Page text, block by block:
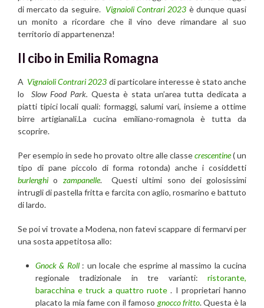
di mercato da seguire. Vignaioli Contrari 2023 è dunque quasi
un monito a ricordare che il vino deve rimandare al suo
territorio di appartenenza!
Il cibo in Emilia Romagna
A Vignaioli Contrari 2023 di particolare interesse è stato anche
lo Slow Food Park.Questa è stata un’area tutta dedicata a
piatti tipici locali quali: formaggi, salumi vari, insieme a ottime
birre artigianali.La cucina emiliano-romagnola è tutta da
scoprire.
Per esempio in sede ho provato oltre alle classecrescentine( un
tipo di pane piccolo di forma rotonda) anche i cosiddetti
burlenghi o zampanelle. Questi ultimi sono dei golosissimi
intrugli di pastella fritta e farcita con aglio, rosmarino e battuto
di lardo.
Se poi vi trovate a Modena, non fatevi scappare di fermarvi per
una sosta appetitosa allo:
Gnock & Roll : un locale che esprime al massimo la cucina
regionale tradizionale in tre varianti: ristorante,
baracchina e truck a quattro ruote . I proprietari hanno
placato la mia fame con il famoso gnocco fritto. Questa è la